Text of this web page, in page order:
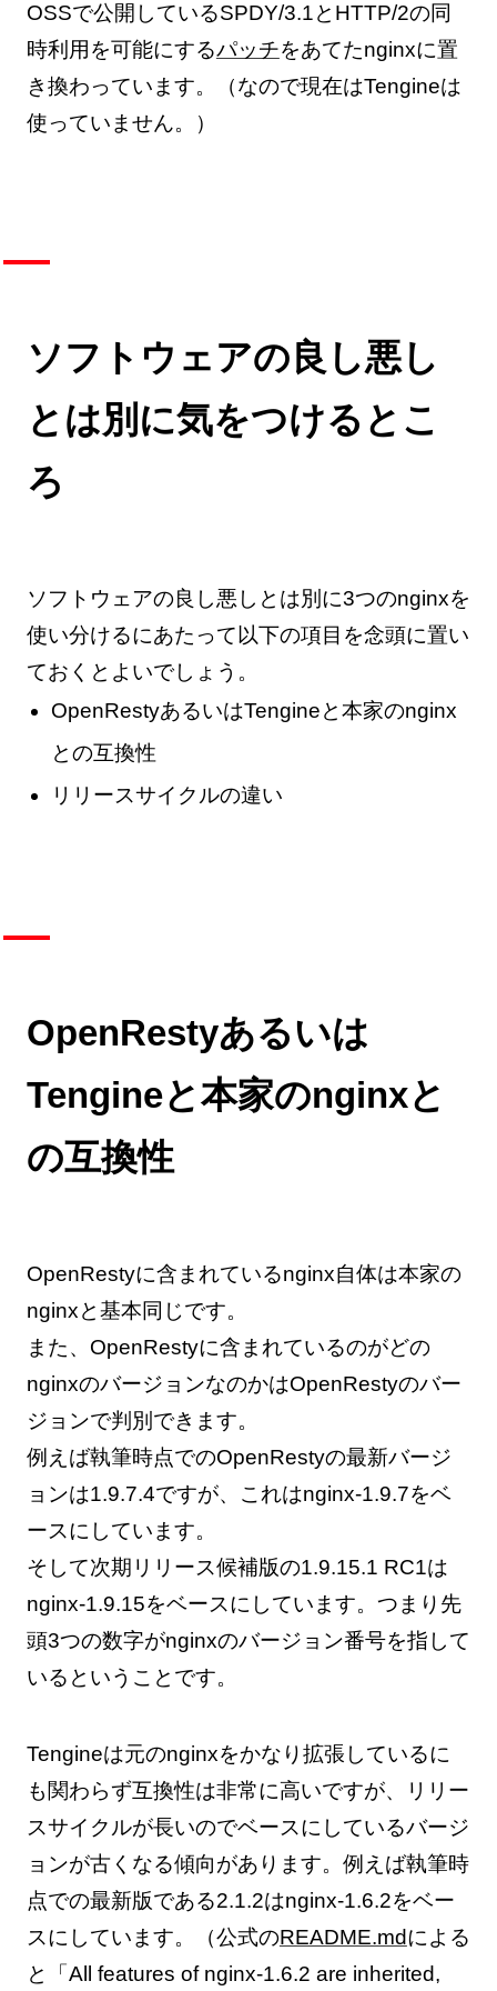
OSSで公開しているSPDY/3.1とHTTP/2の同
時利用を可能にするパッチをあてたnginxに置
き換わっています。（なので現在はTengineは
使っていません。）
ソフトウェアの良し悪し
とは別に気をつけるとこ
ろ
ソフトウェアの良し悪しとは別に3つのnginxを
使い分けるにあたって以下の項目を念頭に置い
ておくとよいでしょう。
OpenRestyあるいはTengineと本家のnginx
との互換性
リリースサイクルの違い
OpenRestyあるいは
Tengineと本家のnginxと
の互換性
OpenRestyに含まれているnginx自体は本家の
nginxと基本同じです。
また、OpenRestyに含まれているのがどの
nginxのバージョンなのかはOpenRestyのバー
ジョンで判別できます。
例えば執筆時点でのOpenRestyの最新バージ
ョンは1.9.7.4ですが、これはnginx-1.9.7をベ
ースにしています。
そして次期リリース候補版の1.9.15.1 RC1は
nginx-1.9.15をベースにしています。つまり先
頭3つの数字がnginxのバージョン番号を指して
いるということです。
Tengineは元のnginxをかなり拡張しているに
も関わらず互換性は非常に高いですが、リリー
スサイクルが長いのでベースにしているバージ
ョンが古くなる傾向があります。例えば執筆時
点での最新版である2.1.2はnginx-1.6.2をベー
スにしています。（公式のREADME.mdによる
と「All features of nginx-1.6.2 are inherited,